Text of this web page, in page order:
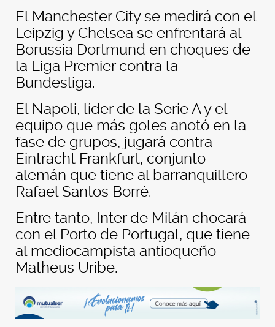
El Manchester City se medirá con el
Leipzig y Chelsea se enfrentará al
Borussia Dortmund en choques de
la Liga Premier contra la
Bundesliga.
El Napoli, líder de la Serie A y el
equipo que más goles anotó en la
fase de grupos, jugará contra
Eintracht Frankfurt, conjunto
alemán que tiene al barranquillero
Rafael Santos Borré.
Entre tanto, Inter de Milán chocará
con el Porto de Portugal, que tiene
al mediocampista antioqueño
Matheus Uribe.